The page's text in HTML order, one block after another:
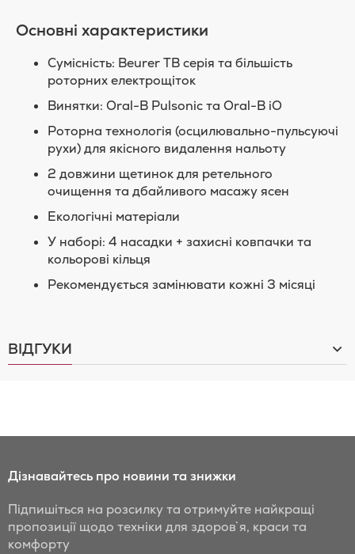
Основні характеристики
Сумісність: Beurer TB серія та більшість
роторних електрощіток
Винятки: Oral-B Pulsonic та Oral-B iO
Роторна технологія (осцилювально-пульсуючі
рухи) для якісного видалення нальоту
2 довжини щетинок для ретельного
очищення та дбайливого масажу ясен
Екологічні матеріали
У наборі: 4 насадки + захисні ковпачки та
кольорові кільця
Рекомендується замінювати кожні 3 місяці
ВІДГУКИ
Дізнавайтесь про новини та знижки
Підпишіться на розсилку та отримуйте найкращі
пропозиції щодо техніки для здоров`я, краси та
комфорту